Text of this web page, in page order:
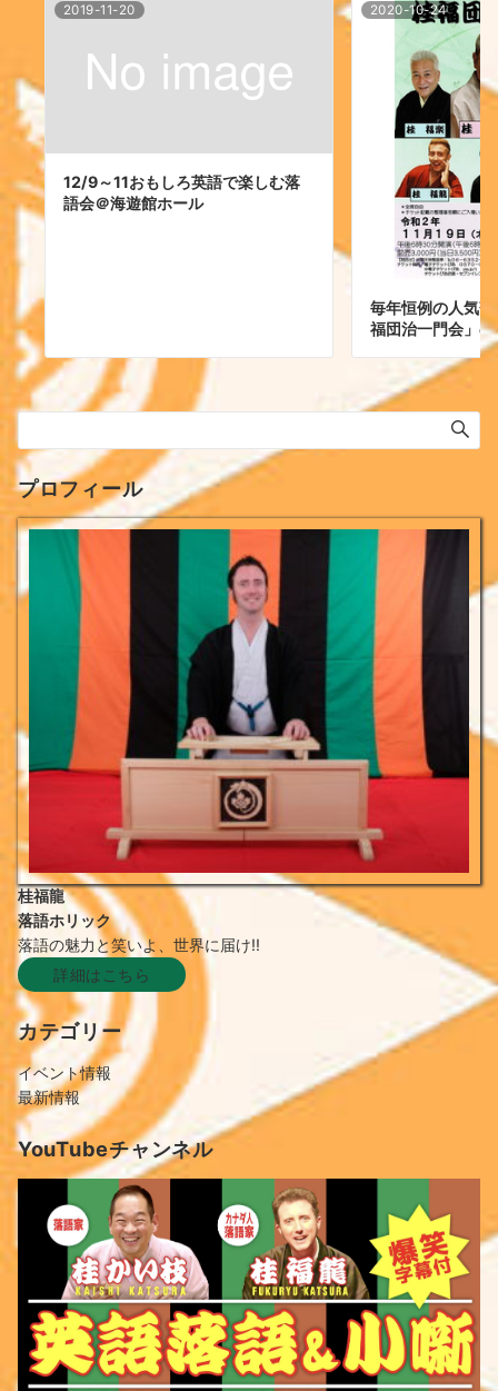
2019-11-20
12/9～11おもしろ英語で楽しむ落
語会＠海遊館ホール
2020-10-24
毎年恒例の人気
福団治一門会」
プロフィール
桂福龍
落語ホリック
落語の魅力と笑いよ、世界に届け!!
詳細はこちら
カテゴリー
イベント情報
最新情報
YouTubeチャンネル